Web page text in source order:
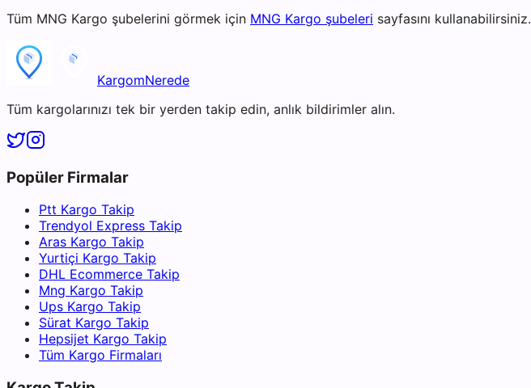
Tüm MNG Kargo şubelerini görmek için MNG Kargo şubeleri sayfasını kullanabilirsiniz.
KargomNerede
Tüm kargolarınızı tek bir yerden takip edin, anlık bildirimler alın.
Popüler Firmalar
Ptt Kargo Takip
Trendyol Express Takip
Aras Kargo Takip
Yurtiçi Kargo Takip
DHL Ecommerce Takip
Mng Kargo Takip
Ups Kargo Takip
Sürat Kargo Takip
Hepsijet Kargo Takip
Tüm Kargo Firmaları